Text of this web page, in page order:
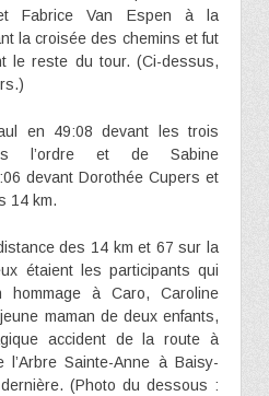
Fabrice Van Espen à la
la croisée des chemins et fut
le reste du tour. (Ci-dessus,
en 49:08 devant les trois
l’ordre et de Sabine
devant Dorothée Cupers et
14 km.
des 14 km et 67 sur la
étaient les participants qui
hommage à Caro, Caroline
maman de deux enfants,
accident de la route à
l’Arbre Sainte-Anne à Baisy-
(Photo du dessous :